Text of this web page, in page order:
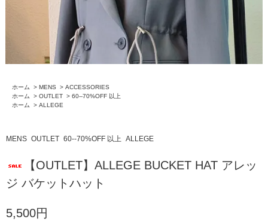
ホーム > MENS > ACCESSORIES
ホーム
> OUTLET > 60--70%OFF 以上
ホーム
> ALLEGE
MENS OUTLET 60--70%OFF 以上 ALLEGE
【OUTLET】ALLEGE BUCKET HAT アレッ
ジ バケットハット
5,500円